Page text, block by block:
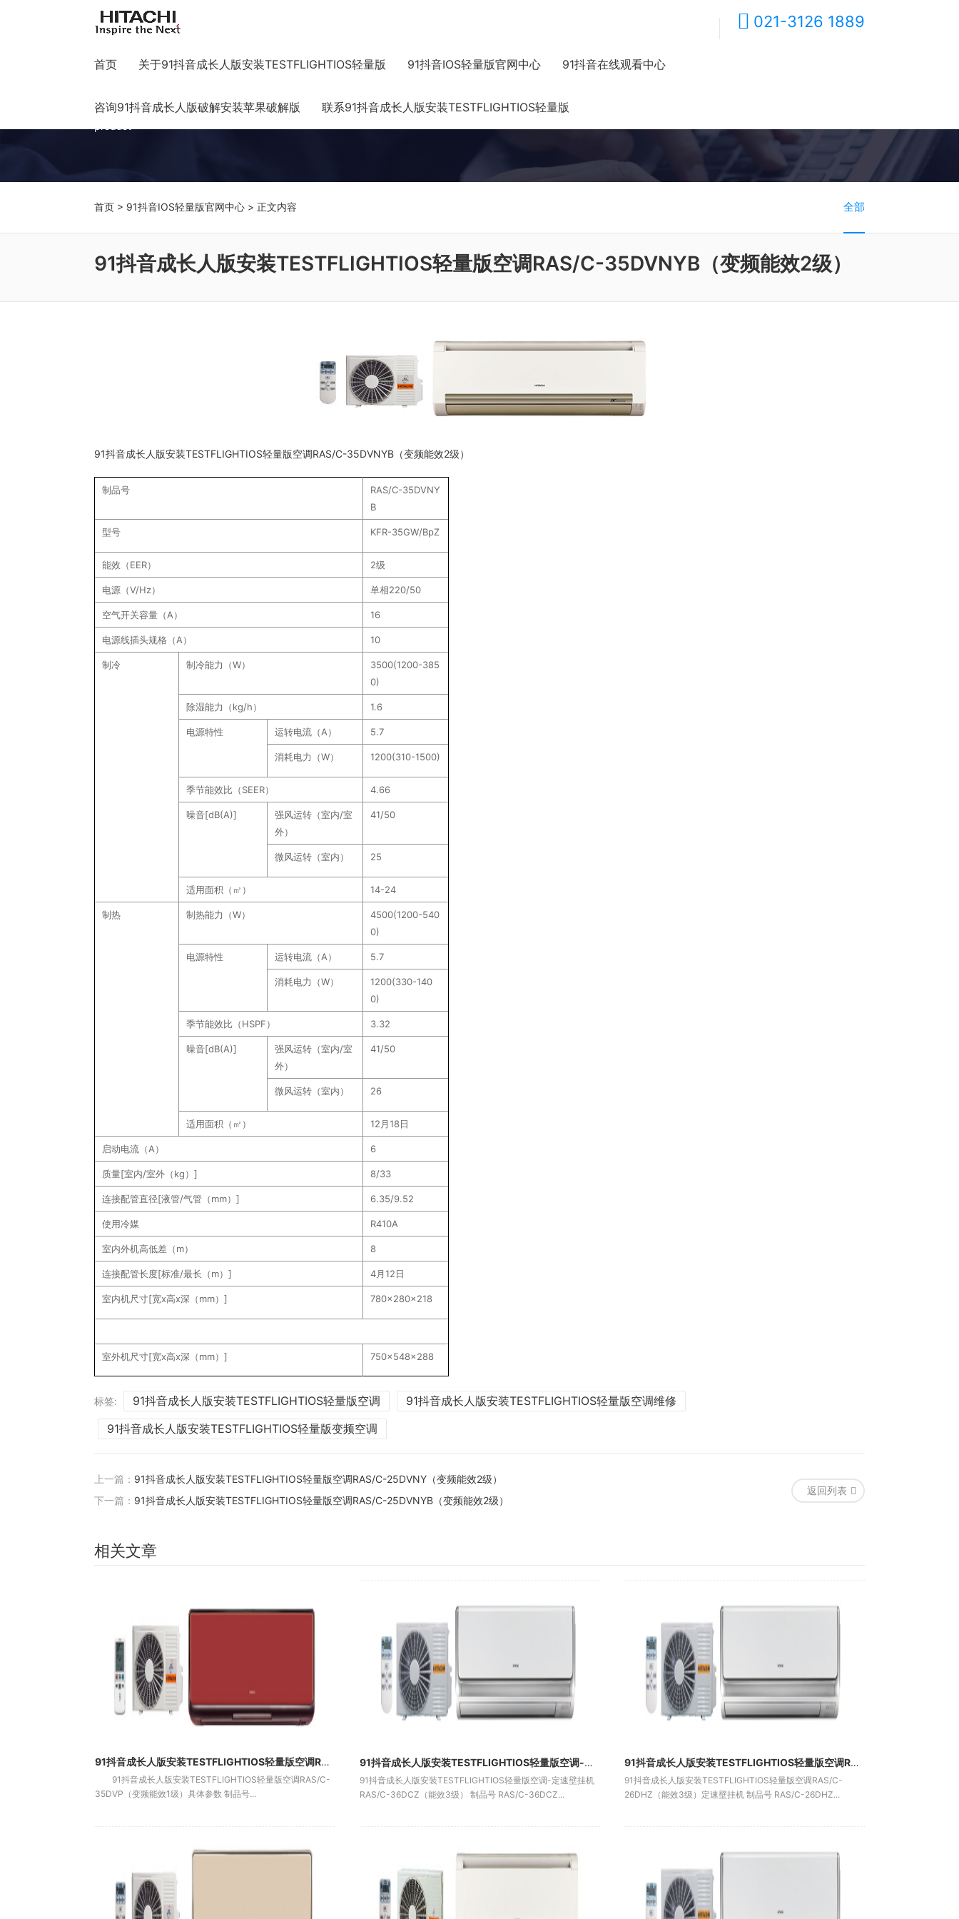
021-3126 1889
首页 关于91抖音成长人版安装TESTFLIGHTIOS轻量版 91抖音IOS轻量版官网中心 91抖音在线观看中心
咨询91抖音成长人版破解安装苹果破解版 联系91抖音成长人版安装TESTFLIGHTIOS轻量版
91抖音IOS轻量版官网中心 Product
product
首页 > 91抖音IOS轻量版官网中心 > 正文内容 全部
91抖音成长人版安装TESTFLIGHTIOS轻量版空调RAS/C-35DVNYB（变频能效2级）
91抖音成长人版安装TESTFLIGHTIOS轻量版空调RAS/C-35DVNYB（变频能效2级）
制品号
RAS/C-35DVNY
B
型号 KFR-35GW/BpZ
能效（EER） 2级
电源（V/Hz） 单相220/50
空气开关容量（A） 16
电源线插头规格（A） 10
制冷 制冷能力（W）
3500(1200-385
0)
除湿能力（kg/h） 1.6
电源特性 运转电流（A） 5.7
消耗电力（W） 1200(310-1500)
季节能效比（SEER） 4.66
噪音[dB(A)]
强风运转（室内/室
外）
41/50
微风运转（室内） 25
适用面积（㎡） 14-24
制热 制热能力（W）
4500(1200-540
0)
电源特性 运转电流（A） 5.7
消耗电力（W）
1200(330-140
0)
季节能效比（HSPF） 3.32
噪音[dB(A)]
强风运转（室内/室
外）
41/50
微风运转（室内） 26
适用面积（㎡） 12月18日
启动电流（A） 6
质量[室内/室外（kg）] 8/33
连接配管直径[液管/气管（mm）] 6.35/9.52
使用冷媒 R410A
室内外机高低差（m） 8
连接配管长度[标准/最长（m）] 4月12日
室内机尺寸[宽x高x深（mm）] 780x280x218
室外机尺寸[宽x高x深（mm）] 750x548x288
标签: 91抖音成长人版安装TESTFLIGHTIOS轻量版空调
91抖音成长人版安装TESTFLIGHTIOS轻量版空调维修
91抖音成长人版安装TESTFLIGHTIOS轻量版变频空调
返回列表
上一篇： 91抖音成长人版安装TESTFLIGHTIOS轻量版空调RAS/C-25DVNY（变频能效2级）
下一篇： 91抖音成长人版安装TESTFLIGHTIOS轻量版空调RAS/C-25DVNYB（变频能效2级）
相关文章
91抖音成长人版安装TESTFLIGHTIOS轻量版空调RAS/C-35DVP（变频能效1级）
91抖音成长人版安装TESTFLIGHTIOS轻量版空调RAS/C-
35DVP（变频能效1级）具体参数 制品号...
91抖音成长人版安装TESTFLIGHTIOS轻量版空调-定速壁挂机RAS/C-36DCZ（能效3级）
91抖音成长人版安装TESTFLIGHTIOS轻量版空调-定速壁挂机
RAS/C-36DCZ（能效3级） 制品号 RAS/C-36DCZ...
91抖音成长人版安装TESTFLIGHTIOS轻量版空调RAS/C-26DHZ（能效3级）定速壁挂机
91抖音成长人版安装TESTFLIGHTIOS轻量版空调RAS/C-
26DHZ（能效3级）定速壁挂机 制品号 RAS/C-26DHZ...